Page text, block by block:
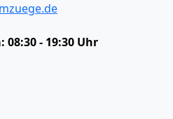
08:30 - 19:30 Uhr